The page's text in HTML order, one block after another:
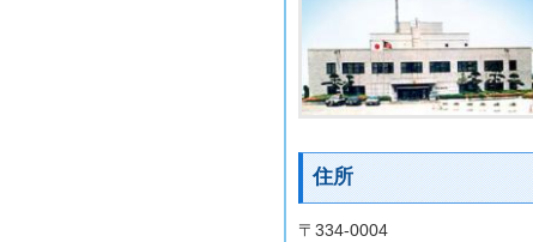
住所
〒334-0004